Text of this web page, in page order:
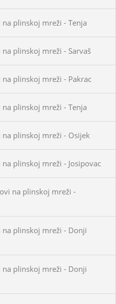
plinskoj mreži - Tenja
plinskoj mreži - Sarvaš
plinskoj mreži - Pakrac
plinskoj mreži - Tenja
plinskoj mreži - Osijek
plinskoj mreži - Josipovac
na plinskoj mreži -
plinskoj mreži - Donji
plinskoj mreži - Donji